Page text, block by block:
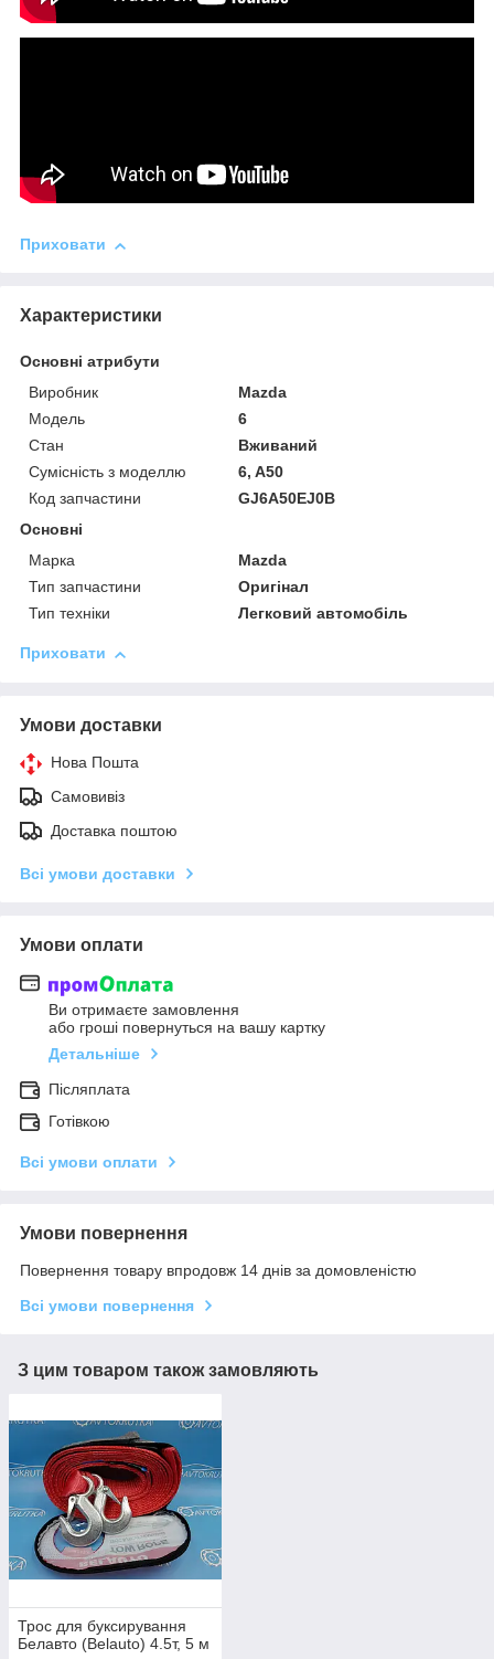
Приховати
Характеристики
Основні атрибути
Виробник
Mazda
Модель
6
Стан
Вживаний
Сумісність з моделлю
6, A50
Код запчастини
GJ6A50EJ0B
Основні
Марка
Mazda
Тип запчастини
Оригінал
Тип техніки
Легковий автомобіль
Приховати
Умови доставки
Нова Пошта
Самовивіз
Доставка поштою
Всі умови доставки
Умови оплати
Ви отримаєте замовлення
або гроші повернуться на вашу картку
Детальніше
Післяплата
Готівкою
Всі умови оплати
Умови повернення
Повернення товару впродовж 14 днів за домовленістю
Всі умови повернення
З цим товаром також замовляють
Трос для буксирування
Белавто (Belauto) 4.5т, 5 м